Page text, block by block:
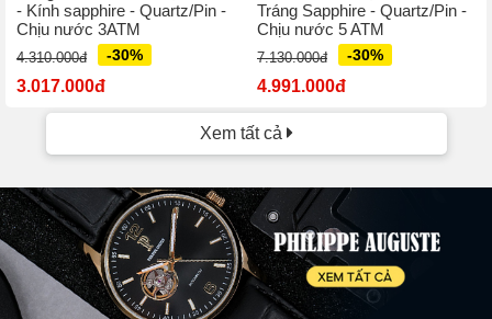
- Kính sapphire - Quartz/Pin -
Chịu nước 3ATM
4.310.000đ -30%
3.017.000đ
Tráng Sapphire - Quartz/Pin -
Chịu nước 5 ATM
7.130.000đ -30%
4.991.000đ
Xem tất cả